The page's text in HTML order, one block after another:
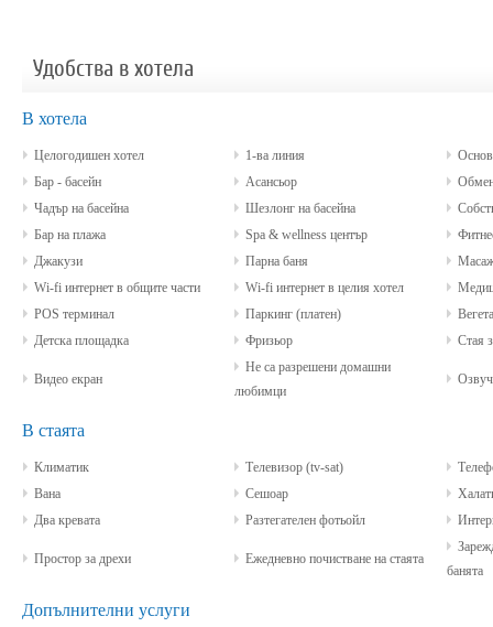
Удобства в хотела
В хотела
Целогодишен хотел 1-ва линия
Бар - басейн
Асансьор
Чадър на басейна
Шезлонг на басейна
Бар на плажа
Spa & wellness център
Джакузи
Парна баня
Wi-fi интернет в общите части
Wi-fi интернет в целия хотел
POS терминал
Паркинг (платен)
Детска площадка
Фризьор Стая
Видео екран
Не са разрешени домашни
любимци
В стаята
Климатик Телевизор (tv-sat)
Вана
Сешоар
Два кревата
Разтегателен фотьойл
Простор за дрехи Ежедневно почистване на стаята
банята
Допълнителни услуги